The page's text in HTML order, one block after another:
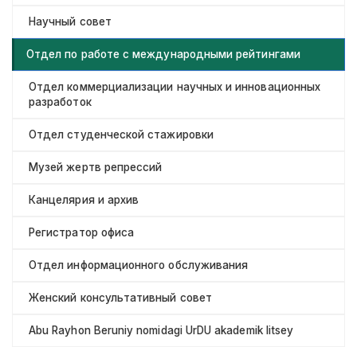
Научный совет
Отдел по работе с международными рейтингами
Отдел коммерциализации научных и инновационных
разработок
Отдел студенческой стажировки
Музей жертв репрессий
Канцелярия и архив
Регистратор офиса
Отдел информационного обслуживания
Женский консультативный совет
Abu Rayhon Beruniy nomidagi UrDU akademik litsey